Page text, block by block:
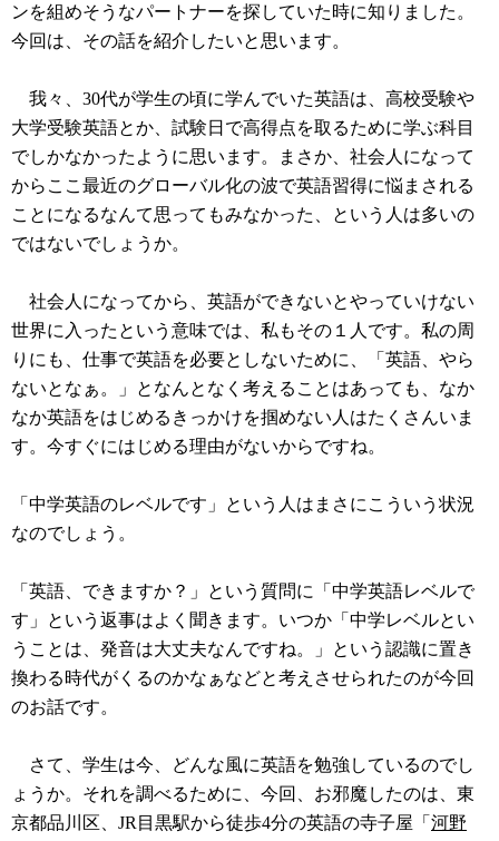
ンを組めそうなパートナーを探していた時に知りました。
今回は、その話を紹介したいと思います。
我々、30代が学生の頃に学んでいた英語は、高校受験や
大学受験英語とか、試験日で高得点を取るために学ぶ科目
でしかなかったように思います。まさか、社会人になって
からここ最近のグローバル化の波で英語習得に悩まされる
ことになるなんて思ってもみなかった、という人は多いの
ではないでしょうか。
社会人になってから、英語ができないとやっていけない
世界に入ったという意味では、私もその１人です。私の周
りにも、仕事で英語を必要としないために、「英語、やら
ないとなぁ。」となんとなく考えることはあっても、なか
なか英語をはじめるきっかけを掴めない人はたくさんいま
す。今すぐにはじめる理由がないからですね。
「中学英語のレベルです」という人はまさにこういう状況
なのでしょう。
「英語、できますか？」という質問に「中学英語レベルで
す」という返事はよく聞きます。いつか「中学レベルとい
うことは、発音は大丈夫なんですね。」という認識に置き
換わる時代がくるのかなぁなどと考えさせられたのが今回
のお話です。
さて、学生は今、どんな風に英語を勉強しているのでし
ょうか。それを調べるために、今回、お邪魔したのは、東
京都品川区、JR目黒駅から徒歩4分の英語の寺子屋「 河野